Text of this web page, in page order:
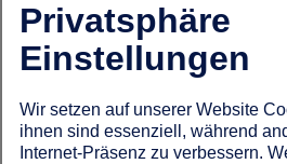
Privatsphäre
Einstellungen
Wir setzen auf unserer Website
ihnen sind essenziell, während
Internet-Präsenz zu verbessern.